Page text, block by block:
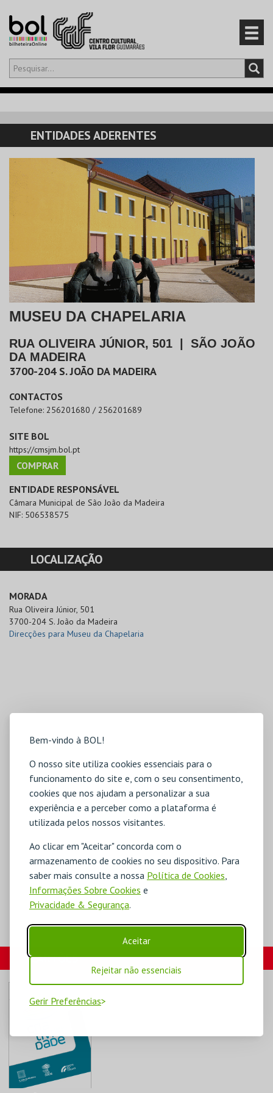
Bem-vindo à BOL!
O nosso site utiliza cookies essenciais para o
funcionamento do site e, com o seu consentimento,
cookies que nos ajudam a personalizar a sua
experiência e a perceber como a plataforma é
utilizada pelos nossos visitantes.
Ao clicar em "Aceitar" concorda com o
armazenamento de cookies no seu dispositivo. Para
saber mais consulte a nossa Política de Cookies,
Informações Sobre Cookies e
Privacidade & Segurança.
Aceitar
Rejeitar não essenciais
Gerir Preferências
Olá,iniciar sessão
CARRINHO
EVENTOS
PRODUTOS
ENTIDADES ADERENTES
MUSEU DA CHAPELARIA
RUA OLIVEIRA JÚNIOR, 501
SÃO JOÃO
DA MADEIRA
3700-204 S. JOÃO DA MADEIRA
CONTACTOS
Telefone: 256201680 / 256201689
SITE BOL
https://cmsjm.bol.pt
COMPRAR
ENTIDADE RESPONSÁVEL
Câmara Municipal de São João da Madeira
NIF: 506538575
LOCALIZAÇÃO
MORADA
Rua Oliveira Júnior, 501
3700-204 S. João da Madeira
Direcções para Museu da Chapelaria
CARTÕES